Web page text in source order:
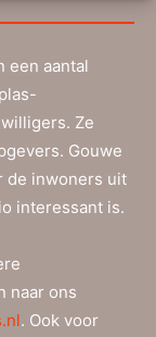
een aantal
Ze
Gouwe
de inwoners uit
interessant is.
naar ons
. Ook voor